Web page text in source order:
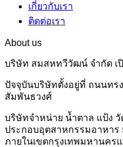
เกี่ยวกับเรา
ติดต่อเรา
About us
บริษัท สมสหทวีวัฒน์ จำกัด เ
ปัจจุบันบริษัทตั้งอยู่ที่ ถนนทร
สัมพันธวงศ์
บริษัทจำหน่าย น้ำตาล แป้ง วั
ประกอบอุตสาหกรรมอาหาร
ภายในเขตกรุงเทพมหานค